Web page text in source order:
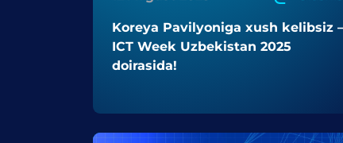
Koreya Pavilyoniga xush kelibsiz
ICT Week Uzbekistan 2025
doirasida!